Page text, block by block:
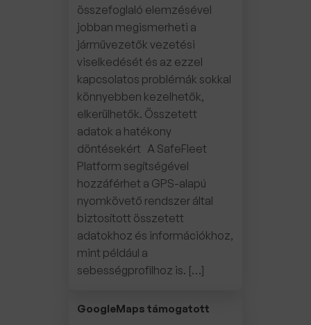
összefoglaló elemzésével
jobban megismerheti a
járművezetők vezetési
viselkedését és az ezzel
kapcsolatos problémák sokkal
könnyebben kezelhetők,
elkerülhetők. Összetett
adatok a hatékony
döntésekért A SafeFleet
Platform segítségével
hozzáférhet a GPS-alapú
nyomkövető rendszer által
biztosított összetett
adatokhoz és információkhoz,
mint például a
sebességprofilhoz is. […]
GoogleMaps támogatott